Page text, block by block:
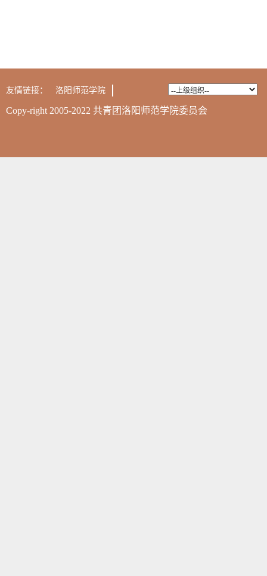
友情链接： 洛阳师范学院
Copy-right 2005-2022 共青团洛阳师范学院委员会